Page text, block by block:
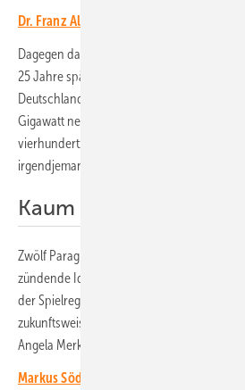
Dr. Franz Alt: Die solare Weltrevolution
Dagegen das EEG: Die Energiewende ließ
25 Jahre später erreichte der jährliche
Deutschland fast 17 Gigawatt. In Europa
Gigawatt neu installiert, weltweit 452
vierhundertzweiundfünfzig Gigawatt! Hat
irgendjemand geahnt?
Kaum mehr als eine
Zwölf Paragrafen markierten kaum mehr als
zündende Idee, getragen von Mut,
der Spielregeln in den Energiemärkten. Das
zukunftsweisend, dass es nicht einmal in
Angela Merkel (CDU) gekippt werden konnte.
Markus Söder: Letzter Taliban der